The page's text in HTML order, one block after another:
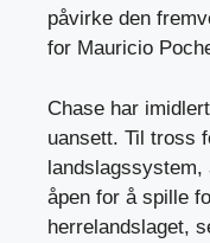
påvirke den
for Mauricio
Chase har
uansett. Til tross
åpen for å spille
herrelandslaget,